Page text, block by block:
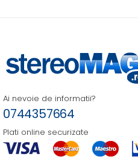
Ai nevoie de informatii?
0744357664
Plati online securizate